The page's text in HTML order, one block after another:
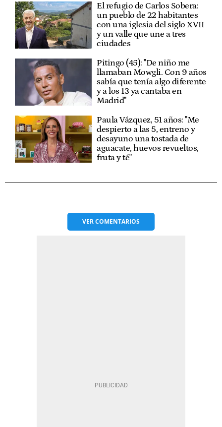
El refugio de Carlos Sobera:
un pueblo de 22 habitantes
con una iglesia del siglo XVII
y un valle que une a tres
ciudades
Pitingo (45): "De niño me
llamaban Mowgli. Con 9 años
sabía que tenía algo diferente
y a los 13 ya cantaba en
Madrid"
Paula Vázquez, 51 años: "Me
despierto a las 5, entreno y
desayuno una tostada de
aguacate, huevos revueltos,
fruta y té"
VERCOMENTARIOS